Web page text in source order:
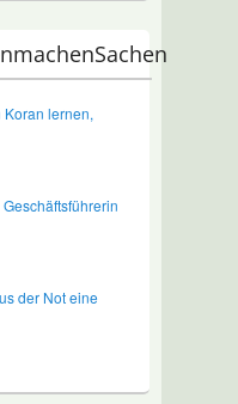
lernen,
der Not eine